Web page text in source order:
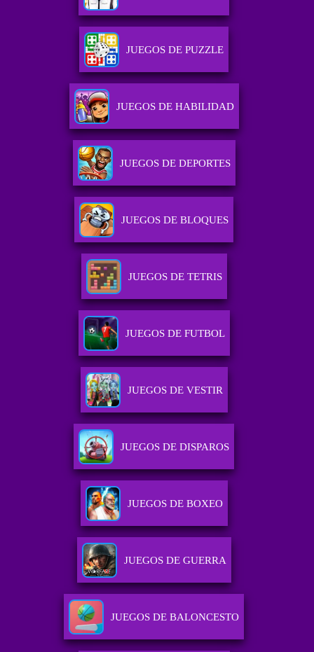
JUEGOS DE PUZZLE
JUEGOS DE HABILIDAD
JUEGOS DE DEPORTES
JUEGOS DE BLOQUES
JUEGOS DE TETRIS
JUEGOS DE FUTBOL
JUEGOS DE VESTIR
JUEGOS DE DISPAROS
JUEGOS DE BOXEO
JUEGOS DE GUERRA
JUEGOS DE BALONCESTO